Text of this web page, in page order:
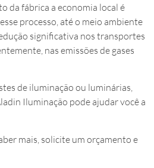
da fábrica a economia local é
processo, até o meio ambiente
significativa nos transportes
nas emissões de gases
de iluminação ou luminárias,
Iluminação pode ajudar você a
mais, solicite um orçamento e